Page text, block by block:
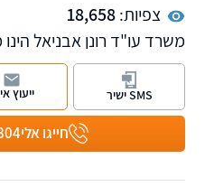
צפיות:18,658
משרד עו"ד רונן אבניאל
החל משנת 1999,
רבות בניהול תיקי נזיקין
שלוחות בגבעתיים, רחובות,
חיפה וירושלים
חייגו אלי
SMS ישיר ייעוץ